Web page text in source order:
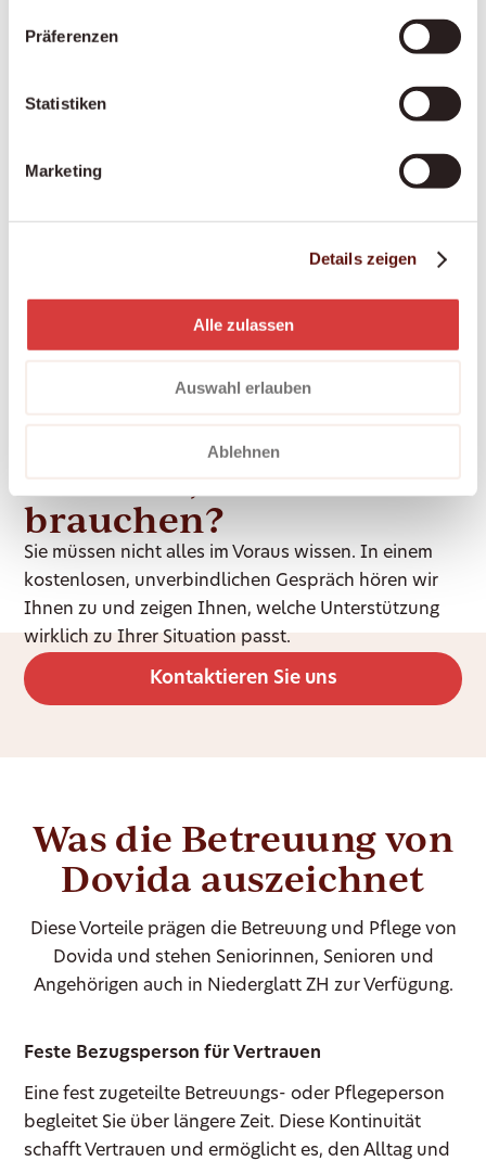
Präferenzen
Statistiken
Marketing
Details zeigen
Alle zulassen
Auswahl erlauben
Ablehnen
Anstellung, Ausbildung und Unterstützung an
Palliative Situationen
enger Zusammenarbeit mit Palliative-Care-
Teams.
brauchen?
Sie müssen nicht alles im Voraus wissen. In einem
kostenlosen, unverbindlichen Gespräch hören wir
Ihnen zu und zeigen Ihnen, welche Unterstützung
wirklich zu Ihrer Situation passt.
Kontaktieren Sie uns
Was die Betreuung von
Dovida auszeichnet
Diese Vorteile prägen die Betreuung und Pflege von
Dovida und stehen Seniorinnen, Senioren und
Angehörigen auch in Niederglatt ZH zur Verfügung.
Feste Bezugsperson für Vertrauen
Eine fest zugeteilte Betreuungs- oder Pflegeperson
begleitet Sie über längere Zeit. Diese Kontinuität
schafft Vertrauen und ermöglicht es, den Alltag und